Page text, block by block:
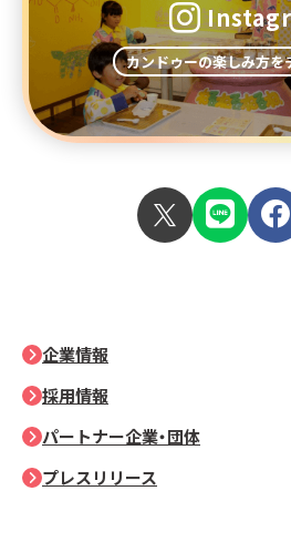
カンドゥーの楽しみ方を
企業情報
採用情報
パートナー企業・団体
プレスリリース